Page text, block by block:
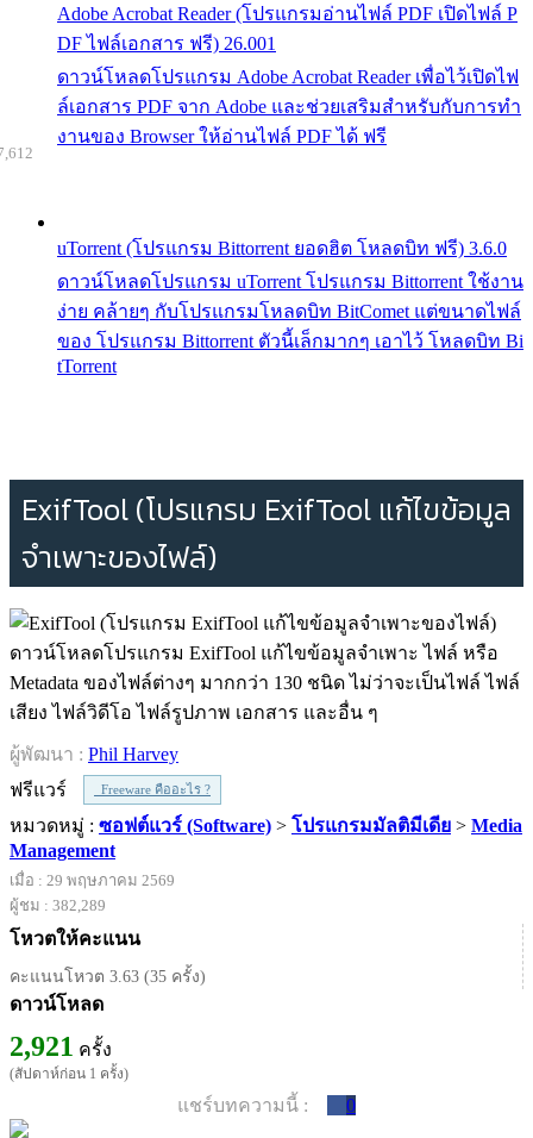
Adobe Acrobat Reader (โปรแกรมอ่านไฟล์ PDF เปิดไฟล์ P
DF ไฟล์เอกสาร ฟรี) 26.001
ดาวน์โหลดโปรแกรม Adobe Acrobat Reader เพื่อไว้เปิดไฟ
ล์เอกสาร PDF จาก Adobe และช่วยเสริมสำหรับกับการทำ
งานของ Browser ให้อ่านไฟล์ PDF ได้ ฟรี
uTorrent (โปรแกรม Bittorrent ยอดฮิต โหลดบิท ฟรี) 3.6.0
ดาวน์โหลดโปรแกรม uTorrent โปรแกรม Bittorrent ใช้งาน
ง่าย คล้ายๆ กับโปรแกรมโหลดบิท BitComet แต่ขนาดไฟล์
ของ โปรแกรม Bittorrent ตัวนี้เล็กมากๆ เอาไว้ โหลดบิท Bi
tTorrent
ExifTool (โปรแกรม ExifTool แก้ไขข้อมูล
จำเพาะของไฟล์)
ดาวน์โหลดโปรแกรม ExifTool แก้ไขข้อมูลจำเพาะ ไฟล์ หรือ
Metadata ของไฟล์ต่างๆ มากกว่า 130 ชนิด ไม่ว่าจะเป็นไฟล์ ไฟล์
เสียง ไฟล์วิดีโอ ไฟล์รูปภาพ เอกสาร และอื่น ๆ
ผู้พัฒนา : Phil Harvey
ฟรีแวร์
Freeware คืออะไร ?
หมวดหมู่ : ซอฟต์แวร์ (Software) > โปรแกรมมัลติมีเดีย > Media
Management
เมื่อ : 29 พฤษภาคม 2569
ผู้ชม : 382,289
โหวตให้คะแนน
คะแนนโหวต 3.63 (35 ครั้ง)
ดาวน์โหลด
2,921 ครั้ง
(สัปดาห์ก่อน 1 ครั้ง)
แชร์บทความนี้ : 0